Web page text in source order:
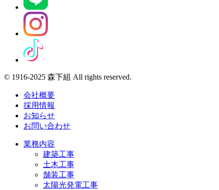
© 1916-2025 森下組 All rights reserved.
会社概要
採用情報
お知らせ
お問い合わせ
業務内容
建築工事
土木工事
舗装工事
太陽光発電工事